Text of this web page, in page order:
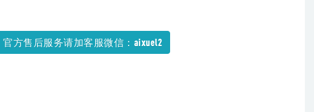
官方售后服务请加客服微信：aixuel2
下载，家装/工装/外